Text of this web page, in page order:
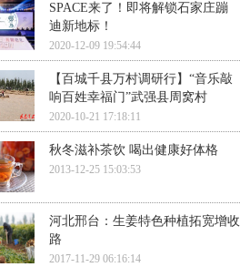
SPACE来了！即将解锁石家庄蹦
迪新地标！
2020-12-09 19:54:44
【百城千县万村调研行】“音乐敲
响百姓幸福门”武强县周窝村
2020-10-21 17:18:11
秋冬滋补茶饮 喝出健康好体格
2013-12-25 15:03:53
河北邢台：生姜特色种植拓宽增收
路
2017-11-29 06:16:14